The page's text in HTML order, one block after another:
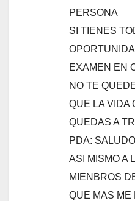
PERSONA
SI TIENES
EXAMEN EN
NO TE
QUE LA VIDA
QUEDAS A
PDA:
ASI MISMO A
MIENBROS
QUE MAS ME